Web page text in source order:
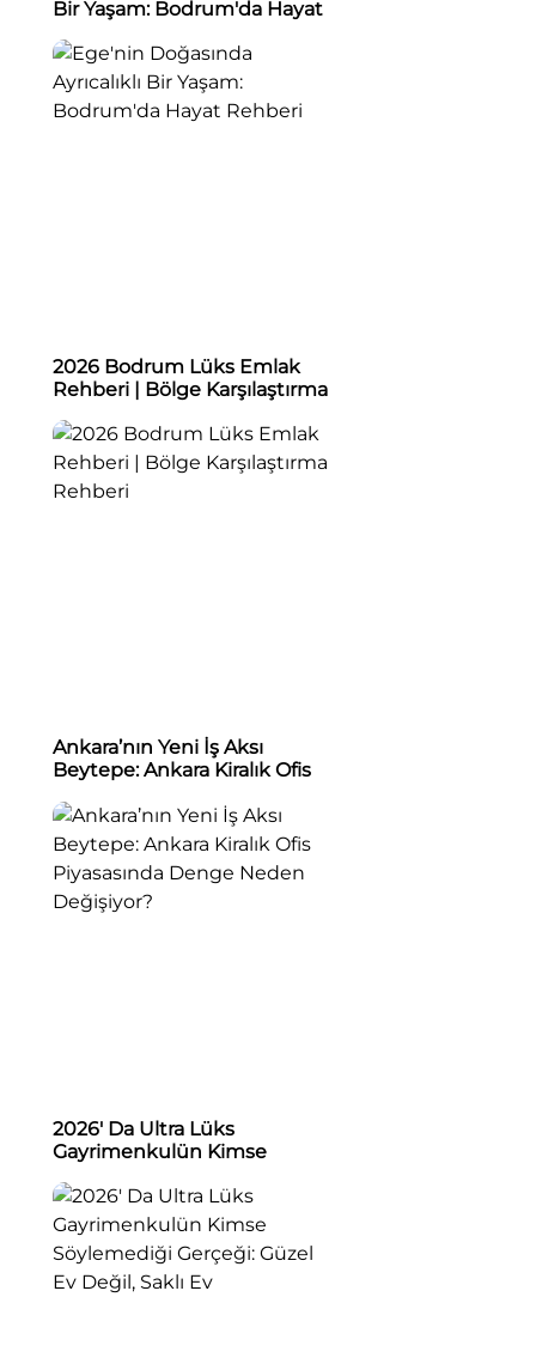
Bir Yaşam: Bodrum'da Hayat
2026 Bodrum Lüks Emlak
Rehberi | Bölge Karşılaştırma
Ankara’nın Yeni İş Aksı
Beytepe: Ankara Kiralık Ofis
Değişiyor?
2026' Da Ultra Lüks
Gayrimenkulün Kimse
Ev Değil, Saklı Ev